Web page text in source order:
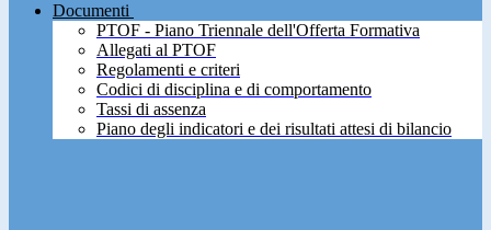
Documenti
PTOF - Piano Triennale dell'Offerta Formativa
Allegati al PTOF
Regolamenti e criteri
Codici di disciplina e di comportamento
Tassi di assenza
Piano degli indicatori e dei risultati attesi di bilancio